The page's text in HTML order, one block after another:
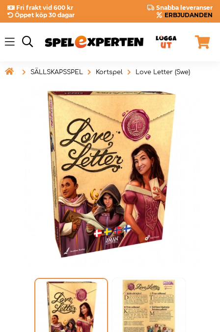
Fri frakt vid 600 kr
Snabba leveranser
Öppet köp 30 dagar
ERBJUDANDEN
 SÄLLSKAPSSPEL Kortspel Love Letter (Swe)